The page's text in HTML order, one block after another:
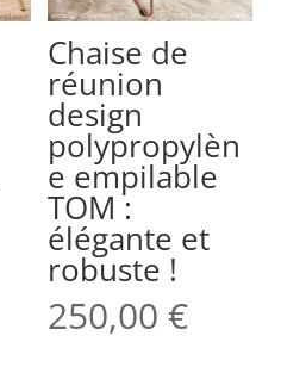
Chaise de
réunion
design
polypropylèn
e empilable
TOM :
élégante et
robuste !
250,00€